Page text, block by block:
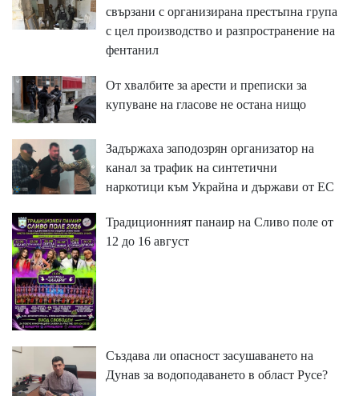
свързани с организирана престъпна група
с цел производство и разпространение на
фентанил
От хвалбите за арести и преписки за
купуване на гласове не остана нищо
Задържаха заподозрян организатор на
канал за трафик на синтетични
наркотици към Украйна и държави от ЕС
Традиционният панаир на Сливо поле от
12 до 16 август
Създава ли опасност засушаването на
Дунав за водоподаването в област Русе?